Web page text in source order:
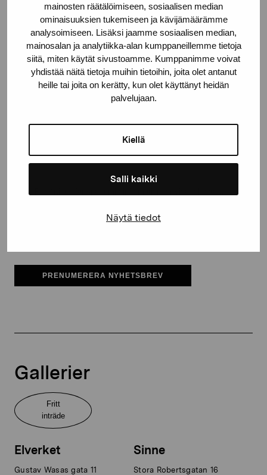
mainosten räätälöimiseen, sosiaalisen median
ominaisuuksien tukemiseen ja kävijämäärämme
analysoimiseen. Lisäksi jaamme sosiaalisen median,
mainosalan ja analytiikka-alan kumppaneillemme tietoja
siitä, miten käytät sivustoamme. Kumppanimme voivat
yhdistää näitä tietoja muihin tietoihin, joita olet antanut
heille tai joita on kerätty, kun olet käyttänyt heidän
palvelujaan.
Kiellä
Salli kaikki
Näytä tiedot
Håll dig uppdaterad om aktuella
utställningar och evenemang
Förnamn
Elverket & Pro Artibus
PRENUMERERA NYHETSBREV
Gallerier
Fritt
inträde
Elverket
Gustav Wasas gata 11
Sinne
Stora Robertsgatan 16